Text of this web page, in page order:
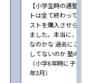
【小学生時の通塾
トは全て終わって
ストを購入させら
ました。本当に、
なのかな 過去にこ
してないのか 塾の
（小学6年時に子
年3月）